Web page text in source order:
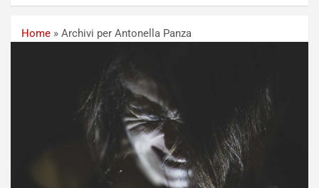
Home » Archivi per Antonella Panza